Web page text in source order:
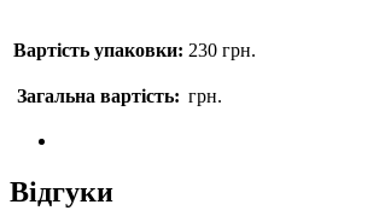
Вартість упаковки: 230 грн.
Загальна вартість: грн.
Відгуки